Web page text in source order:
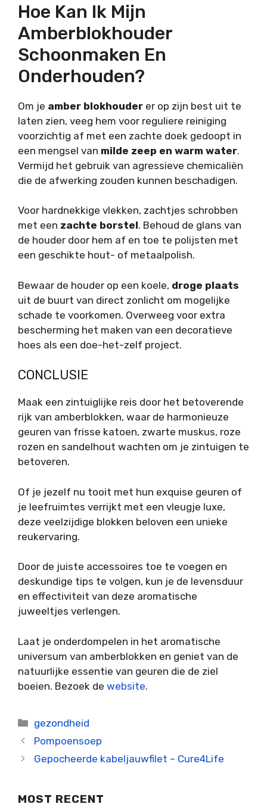
Hoe Kan Ik Mijn
Amberblokhouder
Schoonmaken En
Onderhouden?
Om je amber blokhouder er op zijn best uit te
laten zien, veeg hem voor reguliere reiniging
voorzichtig af met een zachte doek gedoopt in
een mengsel van milde zeep en warm water.
Vermijd het gebruik van agressieve chemicaliën
die de afwerking zouden kunnen beschadigen.
Voor hardnekkige vlekken, zachtjes schrobben
met een zachte borstel. Behoud de glans van
de houder door hem af en toe te polijsten met
een geschikte hout- of metaalpolish.
Bewaar de houder op een koele, droge plaats
uit de buurt van direct zonlicht om mogelijke
schade te voorkomen. Overweeg voor extra
bescherming het maken van een decoratieve
hoes als een doe-het-zelf project.
CONCLUSIE
Maak een zintuiglijke reis door het betoverende
rijk van amberblokken, waar de harmonieuze
geuren van frisse katoen, zwarte muskus, roze
rozen en sandelhout wachten om je zintuigen te
betoveren.
Of je jezelf nu tooit met hun exquise geuren of
je leefruimtes verrijkt met een vleugje luxe,
deze veelzijdige blokken beloven een unieke
reukervaring.
Door de juiste accessoires toe te voegen en
deskundige tips te volgen, kun je de levensduur
en effectiviteit van deze aromatische
juweeltjes verlengen.
Laat je onderdompelen in het aromatische
universum van amberblokken en geniet van de
natuurlijke essentie van geuren die de ziel
boeien. Bezoek de website.
Categorieën
gezondheid
Pompoensoep
Gepocheerde kabeljauwfilet – Cure4Life
MOST RECENT